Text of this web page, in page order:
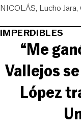
NICOLÁS Lucho Jara
IMPERDIBLES
“Me
Vallejos
López